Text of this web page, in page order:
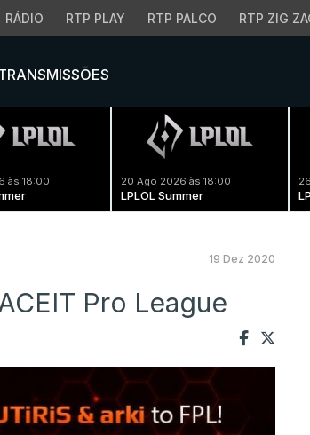
RÁDIO RTP PLAY RTP PALCO RTP ZIG
às 18:00 20 Ago 2026 às 18:00
LPLOL Summer
19 Dez 2020
Pro League